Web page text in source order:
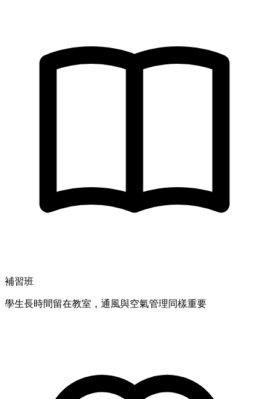
補習班
學生長時間留在教室，通風與空氣管理同樣重要